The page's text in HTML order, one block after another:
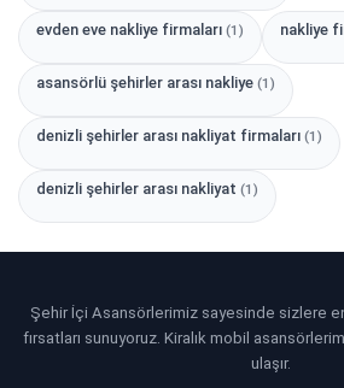
evden eve nakliye firmaları (1) nakliye
asansörlü şehirler arası nakliye (1)
denizli şehirler arası nakliyat firmaları (1)
denizli şehirler arası nakliyat (1)
Şehir İçi Asansörlerimiz sayesinde sizlere
fırsatları sunuyoruz. Kiralık mobil
ulaşır.